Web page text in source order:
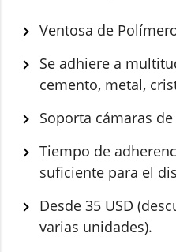
Ventosa de
Se adhiere a
cemento, metal,
Soporta cámaras
Tiempo de
suficiente para el
Desde 35 USD
varias unidades).